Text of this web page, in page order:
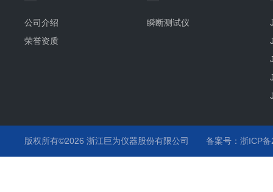
公司介绍
荣誉资质
瞬断测试仪
版权所有©2026 浙江巨为仪器股份有限公司 备案号：浙ICP